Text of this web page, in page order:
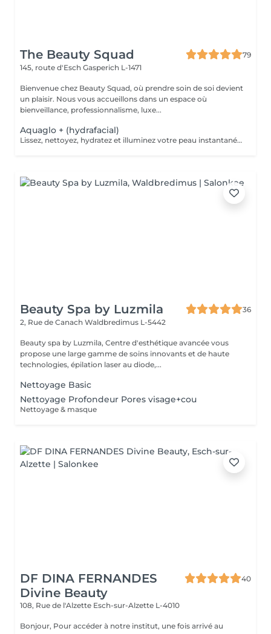
The Beauty Squad
79
145, route d'Esch Gasperich L-1471
Bienvenue chez Beauty Squad, où prendre soin de soi devient
un plaisir. Nous vous accueillons dans un espace où
bienveillance, professionnalisme, luxe...
Aquaglo + (hydrafacial)
Lissez, nettoyez, hydratez et illuminez votre peau instantanément grâce à notre soin Aquaglo+ et sa technologie exclusive. Ce soin est une véritable innovation inégalable dans la revitalisation d'une peau éclatante,Aquaglo + est 100% personnalisable en fonction de chaque état de peau. 1 soin : 145€ Forfait 5 soins : 650€
Beauty Spa by Luzmila
36
2, Rue de Canach Waldbredimus L-5442
Beauty spa by Luzmila, Centre d'esthétique avancée vous
propose une large gamme de soins innovants et de haute
technologies, épilation laser au diode,...
Nettoyage Basic
Nettoyage Profondeur Pores visage+cou
Nettoyage & masque
DF DINA FERNANDES
Divine Beauty
40
108, Rue de l'Alzette Esch-sur-Alzette L-4010
Bonjour, Pour accéder à notre institut, une fois arrivé au